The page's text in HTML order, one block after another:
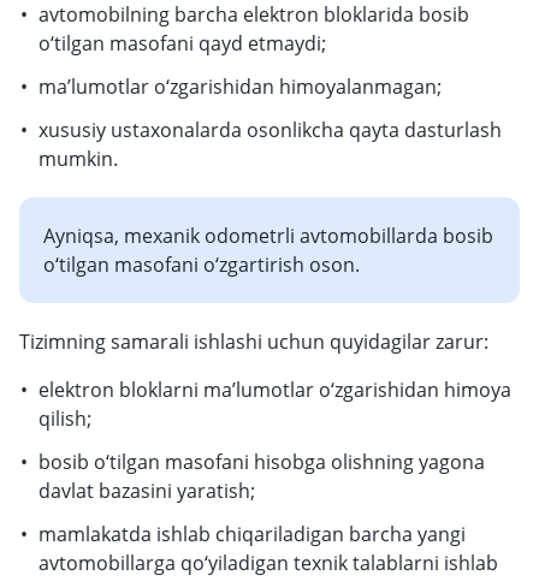
avtomobilning barcha elektron bloklarida bosib
o‘tilgan masofani qayd etmaydi;
ma’lumotlar o‘zgarishidan himoyalanmagan;
xususiy ustaxonalarda osonlikcha qayta dasturlash
mumkin.
Ayniqsa, mexanik odometrli avtomobillarda bosib
o‘tilgan masofani o‘zgartirish oson.
Tizimning samarali ishlashi uchun quyidagilar zarur:
elektron bloklarni ma’lumotlar o‘zgarishidan himoya
qilish;
bosib o‘tilgan masofani hisobga olishning yagona
davlat bazasini yaratish;
mamlakatda ishlab chiqariladigan barcha yangi
avtomobillarga qo‘yiladigan texnik talablarni ishlab